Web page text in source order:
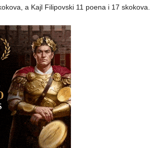
a Kajl Filipovski 11 poena i 17 skokova.